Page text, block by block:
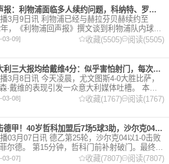
2回声报：利物浦面临多人续约问题，科纳特、罗伯逊合同今夏到期
3月9日讯 利物浦已经与赫拉芬贝赫续约至
，《利物浦回声报》撰文谈到利物浦队内球员
情况，文章表示，利物浦多位球员面临合同问
于利物浦来说，科纳特的合同将在本赛季末到
乐
03-09] 收藏(5505) 阅读(5505)
2意大利三大报均给戴维4分：似乎害怕射门，每次触球球迷都叹息
3月8日讯 今天凌晨，尤文图斯4-0大胜比萨，
·戴维的表现引发一众意大利媒体吐槽。 本场
戴维半场就被换下，赛后，《米兰体育报》、
体育报》和《都灵体育报》三大报都给戴维打
03-08] 收藏(1767) 阅读(1767)
2冲击德甲！40岁哲科加盟后7场5球3助，沙尔克04继续领跑德乙！
03月07日讯 德乙第25轮，沙尔克04以1-0击败
尔德。 第15分钟，哲科门前补射破门。最终凭
的进球沙尔克04成功拿到3分，继续领跑德
03-07] 收藏(7807) 阅读(7807)